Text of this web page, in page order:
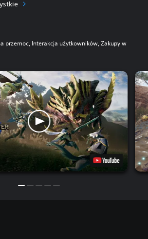
przemoc, Interakcja użytkowników, Zakupy w